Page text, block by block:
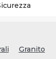
Granito